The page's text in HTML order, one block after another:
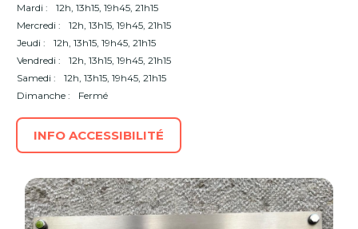
Mardi :
12h, 13h15, 19h45, 21h15
Mercredi :
12h, 13h15, 19h45, 21h15
Jeudi :
12h, 13h15, 19h45, 21h15
Vendredi :
12h, 13h15, 19h45, 21h15
Samedi :
12h, 13h15, 19h45, 21h15
Dimanche :
Fermé
INFO ACCESSIBILITÉ